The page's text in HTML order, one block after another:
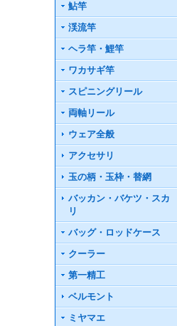
鮎竿
渓流竿
ヘラ竿・鯉竿
ワカサギ竿
スピニングリール
両軸リール
ウェア全般
アクセサリ
玉の柄・玉枠・替網
バッカン・バケツ・スカ
リ
バッグ・ロッドケース
クーラー
第一精工
ベルモント
ミヤマエ